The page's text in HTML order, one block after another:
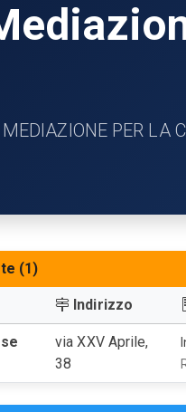
PER
(1)
Indirizzo
via XXV Aprile,
38